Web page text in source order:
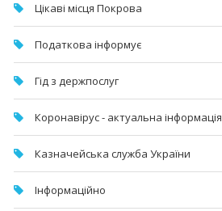
Цікаві місця Покрова
Податкова інформує
Гід з держпослуг
Коронавірус - актуальна інформація
Казначейська служба України
Інформаційно